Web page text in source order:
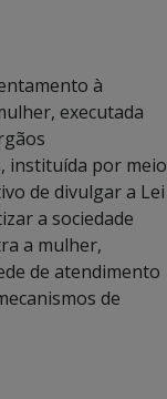
à
executada
instituída por meio
de divulgar a Lei
a sociedade
a mulher,
de atendimento
de